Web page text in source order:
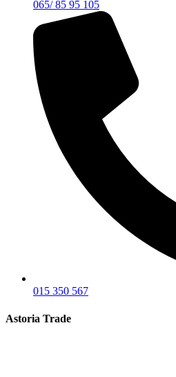
065/ 85 95 105
015 350 567
Astoria Trade